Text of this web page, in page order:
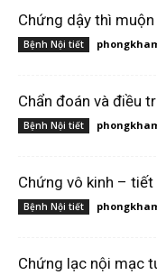
Chứng dậy thì muộn
Bệnh Nội tiết
Chẩn đoán và điều
Bệnh Nội tiết
Chứng vô kinh –
Bệnh Nội tiết
Chứng lạc nội mạc